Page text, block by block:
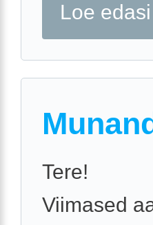
Loe edasi
Tere!
Viimased